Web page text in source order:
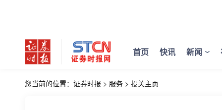
首页 快讯 新闻
您当前的位置： 证券时报 > 服务 > 投关主页